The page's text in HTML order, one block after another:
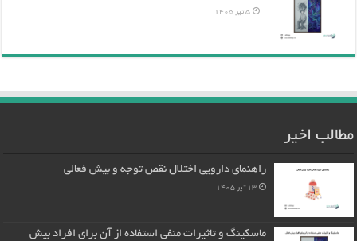
5 تیر 1405
مطالب اخیر
راهنمای دارویی اختلال نقص توجه و بیش فعالی
13 تیر 1405
ماسکینگ و تاثیرات منفی استفاده از آن برای افراد بیش